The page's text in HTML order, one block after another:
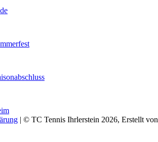
| © TC Tennis Ihrlerstein 2026, Erstellt von